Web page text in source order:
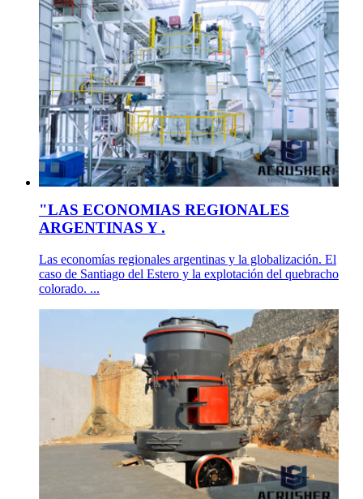
"LAS ECONOMIAS REGIONALES
ARGENTINAS Y .
Las economías regionales argentinas y la globalización. El
caso de Santiago del Estero y la explotación del quebracho
colorado. ...